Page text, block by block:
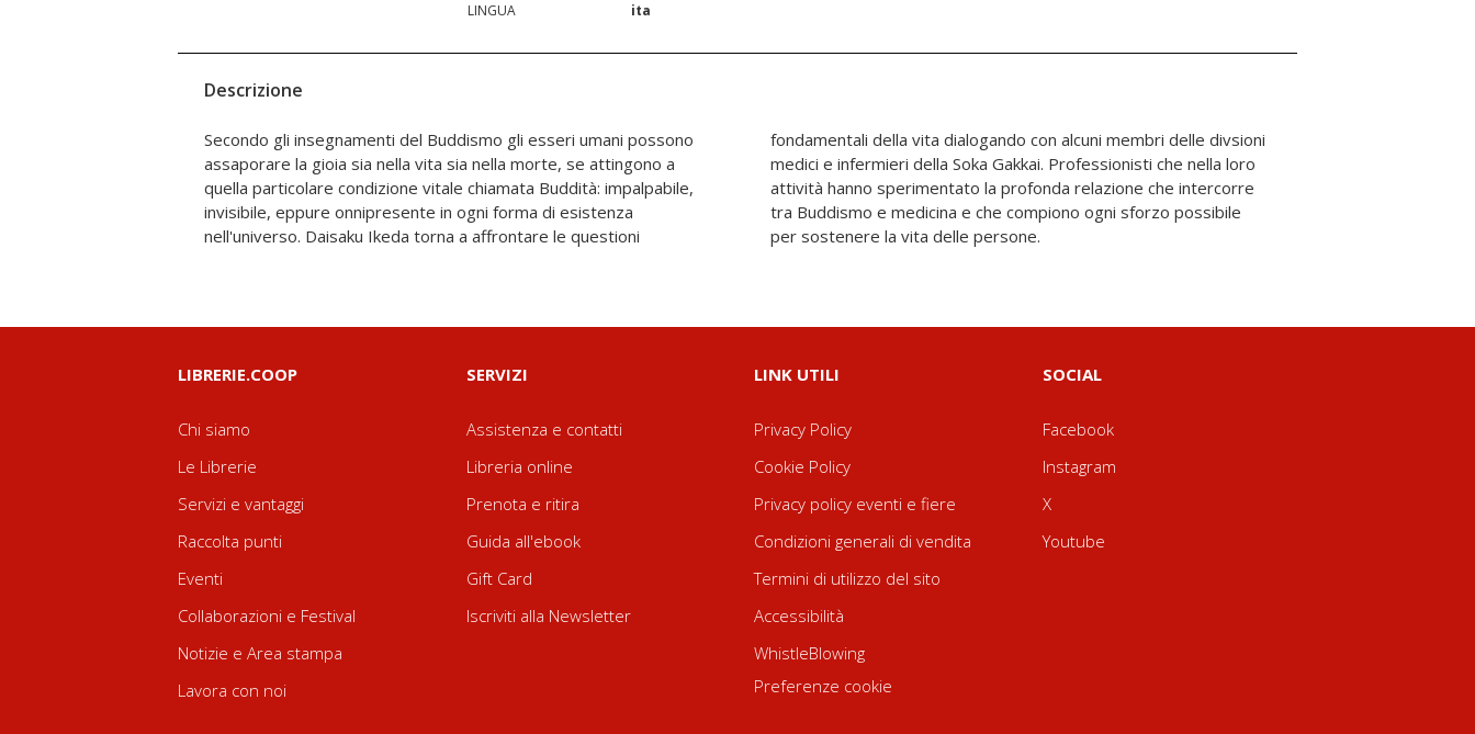
LINGUA
ita
Descrizione
Secondo gli insegnamenti del Buddismo gli esseri umani possono
assaporare la gioia sia nella vita sia nella morte, se attingono a
quella particolare condizione vitale chiamata Buddità: impalpabile,
invisibile, eppure onnipresente in ogni forma di esistenza
nell'universo. Daisaku Ikeda torna a affrontare le questioni
fondamentali della vita dialogando con alcuni membri delle divsioni
medici e infermieri della Soka Gakkai. Professionisti che nella loro
attività hanno sperimentato la profonda relazione che intercorre
tra Buddismo e medicina e che compiono ogni sforzo possibile
per sostenere la vita delle persone.
LIBRERIE.COOP
Chi siamo
Le Librerie
Servizi e vantaggi
Raccolta punti
Eventi
Collaborazioni e Festival
Notizie e Area stampa
Lavora con noi
SERVIZI
Assistenza e contatti
Libreria online
Prenota e ritira
Guida all'ebook
Gift Card
Iscriviti alla Newsletter
LINK UTILI
Privacy Policy
Cookie Policy
Privacy policy eventi e fiere
Condizioni generali di vendita
Termini di utilizzo del sito
Accessibilità
WhistleBlowing
Preferenze cookie
SOCIAL
Facebook
Instagram
X
Youtube